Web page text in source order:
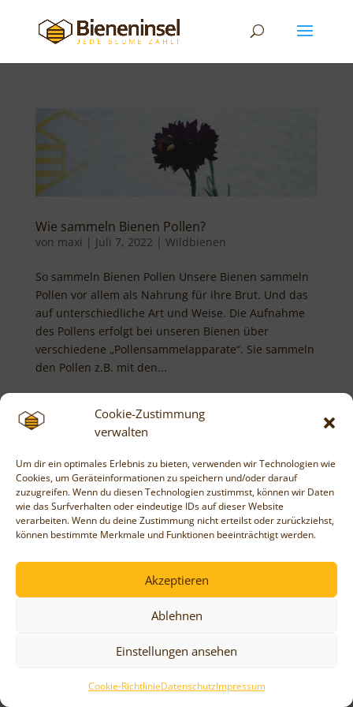
Cookie-Zustimmung
verwalten
Um dir ein optimales Erlebnis zu bieten, verwenden wir Technologien wie
Cookies, um Geräteinformationen zu speichern und/oder darauf
zuzugreifen. Wenn du diesen Technologien zustimmst, können wir Daten
wie das Surfverhalten oder eindeutige IDs auf dieser Website
verarbeiten. Wenn du deine Zustimmung nicht erteilst oder zurückziehst,
können bestimmte Merkmale und Funktionen beeinträchtigt werden.
Akzeptieren
Ablehnen
Einstellungen ansehen
Cookie-RichtlinieDatenschutzImpressum
Wie sammeln Bienen Pollen?
von maxi | Juli 7, 2022 | Wildbienen
So sammeln Bienen Pollen Unsere Bienen sammeln
Pollen vor allem als Nahrung für ihre Brut. Und das
auf unterschiedliche Art und Weise. Die Aufnahme
des Pollens erfolgt bei unseren Bienen über
verschiedene „Pollensammelapparate“. Sie sammeln
den Pollen z.B. mit den...